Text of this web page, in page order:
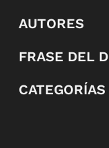
AUTORES
FRASE DEL
CATEGORÍAS